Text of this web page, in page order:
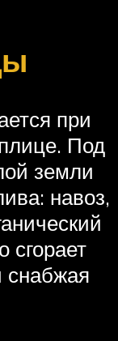
при
Под
земли
навоз,
сгорает
снабжая